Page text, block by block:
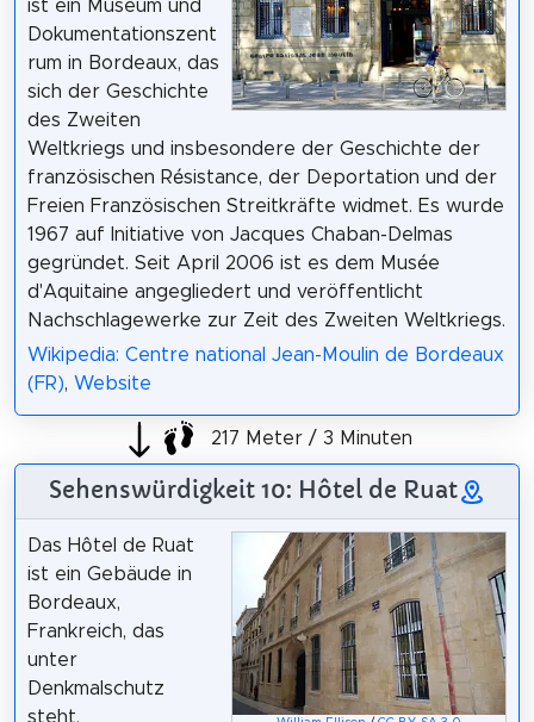
ist ein Museum und
Dokumentationszent
rum in Bordeaux, das
sich der Geschichte
des Zweiten
Weltkriegs und insbesondere der Geschichte der
französischen Résistance, der Deportation und der
Freien Französischen Streitkräfte widmet. Es wurde
1967 auf Initiative von Jacques Chaban-Delmas
gegründet. Seit April 2006 ist es dem Musée
d'Aquitaine angegliedert und veröffentlicht
Nachschlagewerke zur Zeit des Zweiten Weltkriegs.
Wikipedia: Centre national Jean-Moulin de Bordeaux
(FR), Website
217 Meter / 3 Minuten
Sehenswürdigkeit 10: Hôtel de Ruat
Das Hôtel de Ruat
ist ein Gebäude in
Bordeaux,
Frankreich, das
unter
Denkmalschutz
steht.